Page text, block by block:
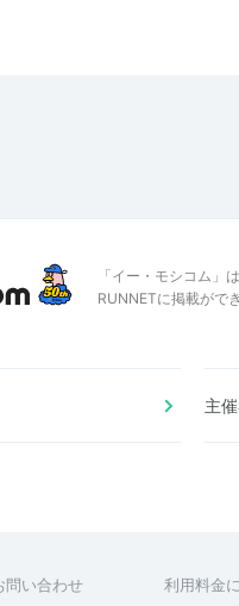
「イー・モシコム」
RUNNETに掲載がで
主
問い合わせ 利用料金